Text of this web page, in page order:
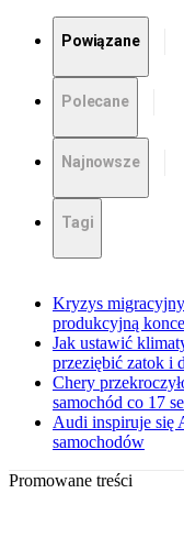
Powiązane
Polecane
Najnowsze
Tagi
Kryzys
produkcyjną
Jak ustawić
przeziębić zatok i
Chery
samochód co 17
Audi inspiruje się
samochodów
Promowane treści